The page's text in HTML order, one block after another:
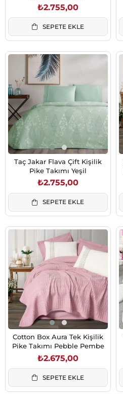
₺2.755,00
SEPETE EKLE
Taç Jakar Flava Çift Kişilik
Pike Takımı Yeşil
₺2.755,00
SEPETE EKLE
Cotton Box Aura Tek Kişilik
Pike Takımı Pebble Pembe
₺2.675,00
SEPETE EKLE